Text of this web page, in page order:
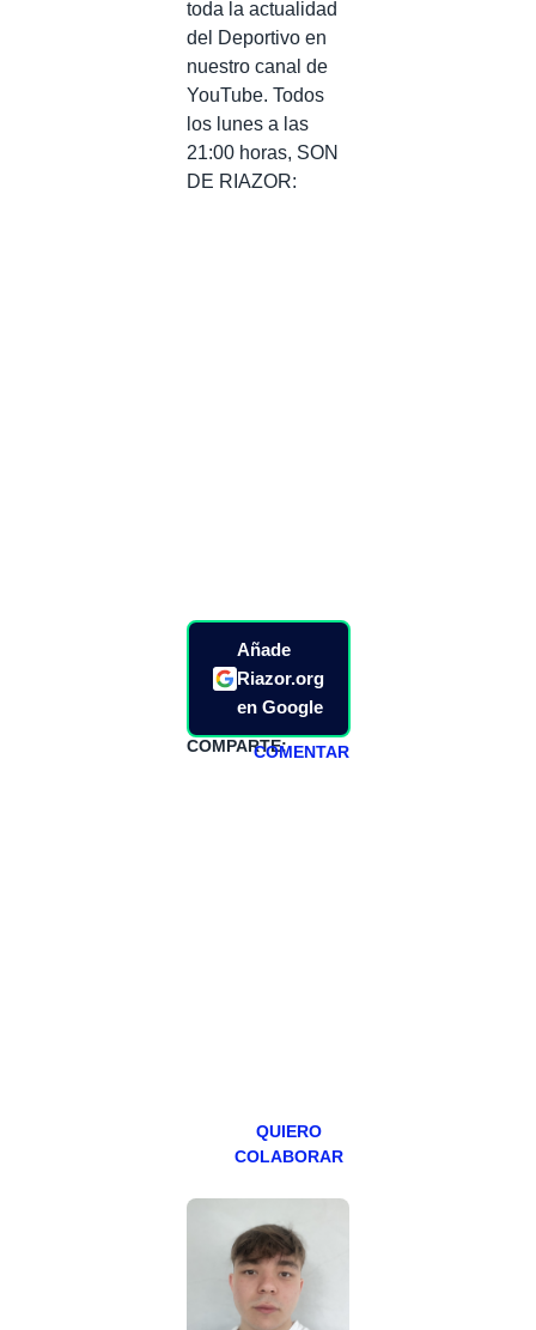
toda la actualidad
del Deportivo en
nuestro canal de
YouTube. Todos
los lunes a las
21:00 horas, SON
DE RIAZOR:
Añade
Riazor.org
en Google
COMPARTE:COMENTAR
QUIERO
COLABORAR